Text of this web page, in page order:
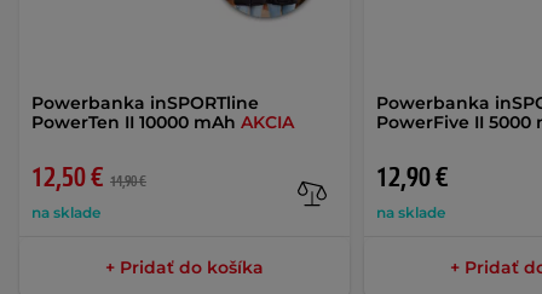
Powerbanka inSPORTline
PowerTen II 10000 mAh AKCIA
12,50 € 14,90 €
na sklade
+ Pridať do košíka
Powerbanka
PowerFive II 5000
12,90 €
na sklade
+ Pridať